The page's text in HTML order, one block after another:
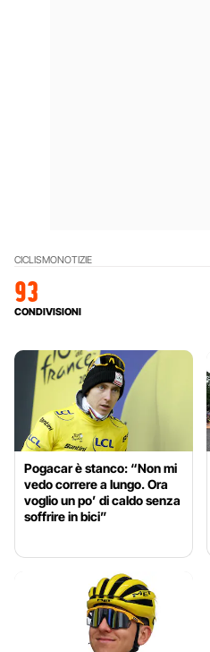
CICLISMONOTIZIE
93
CONDIVISIONI
Pogacar è stanco: “Non mi
vedo correre a lungo. Ora
voglio un po’ di caldo senza
soffrire in bici”